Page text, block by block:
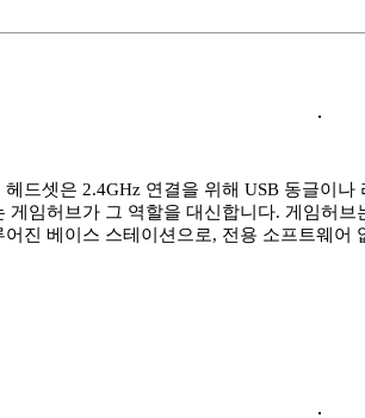
드셋은 2.4GHz 연결을 위해 USB 동글이
게임허브가 그 역할을 대신합니다. 게임허
진 베이스 스테이션으로, 전용 소프트웨